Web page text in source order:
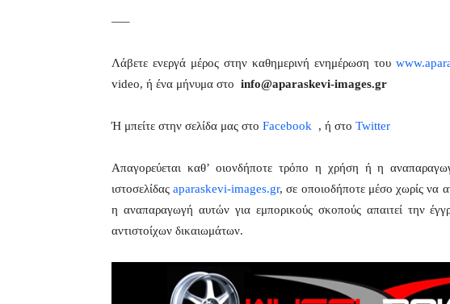
—–
Λάβετε ενεργά μέρος στην καθημερινή ενημέρωση του
video, ή ένα μήνυμα στο info@aparaskevi-images.gr
Ή μπείτε στην σελίδα μας στο Facebook , ή στο Twitter
Απαγορεύεται καθ’ οιονδήποτε τρόπο η χρήση ή η
ιστοσελίδαςaparaskevi-images.gr, σε οποιοδήποτε μέσο χωρίς να
η αναπαραγωγή αυτών για εμπορικούς σκοπούς απαιτεί την
αντιστοίχων δικαιωμάτων.